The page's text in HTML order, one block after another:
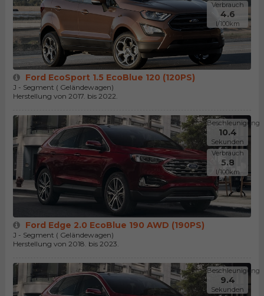
Verbrauch
4.6
l/100km
Ford EcoSport 1.5 EcoBlue 120 (120PS)
J - Segment ( Geländewagen)
Herstellung von 2017. bis 2022.
Beschleunigung
10.4
Sekunden
Verbrauch
5.8
l/100km
Ford Edge 2.0 EcoBlue 190 AWD (190PS)
J - Segment ( Geländewagen)
Herstellung von 2018. bis 2023.
Beschleunigung
9.4
Sekunden